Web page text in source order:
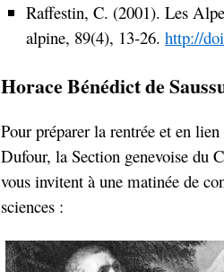
Raffestin, C. (2001). Les
alpine, 89(4), 13‑26.http://
Horace Bénédict de
Pour préparer la rentrée et en
Dufour, la Section genevoise du
vous invitent à une matinée de
sciences :